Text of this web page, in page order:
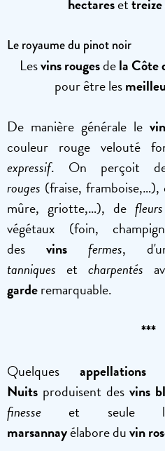
hectareset
Le royaume du pinot noir
Lesvins rougesdela Côte
pour être les
De manière générale le vin
couleur rouge velouté
expressif. On perçoit
rouges (fraise,
mûre, griotte,…), de fleurs
végétaux (foin,
des vins fermes,
tanniques et charpentés
garderemarquable.
***
Quelques appellations
Nuits produisent des vins
finesse et seule
marsannayélabore duvin